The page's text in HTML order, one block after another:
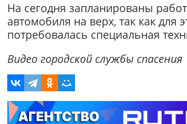
На сегодня запланированы
автомобиля на верх, так как для
потребовалась специальная
Видео городской службы спасения